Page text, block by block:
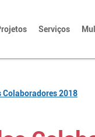
Serviços
2018